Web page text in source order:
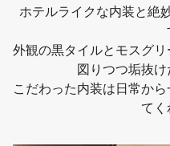
ホテルライクな内装と絶
外観の黒タイルとモスグ
図りつつ垢抜け
こだわった内装は日常か
てく